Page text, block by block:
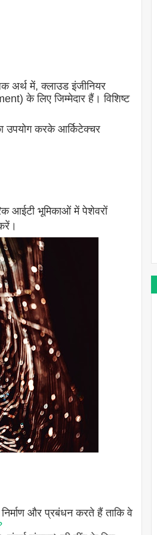
अर्थ में, क्लाउड इंजीनियर
के लिए जिम्मेदार हैं। विशिष्ट
करके आर्किटेक्चर
आईटी भूमिकाओं में पेशेवरों
और प्रबंधन करते हैं ताकि वे